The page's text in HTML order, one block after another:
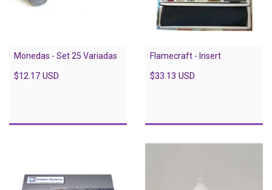
Monedas - Set 25 Variadas
$12.17 USD
Flamecraft - Insert
$33.13 USD